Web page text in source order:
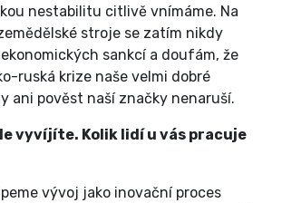
nestabilitu citlivě vnímáme. Na
stroje se zatím nikdy
sankcí a doufám, že
ruská krize naše velmi dobré
ani pověst naší značky nenaruší.
vyvíjíte. Kolik lidí u vás pracuje
vývoj jako inovační proces